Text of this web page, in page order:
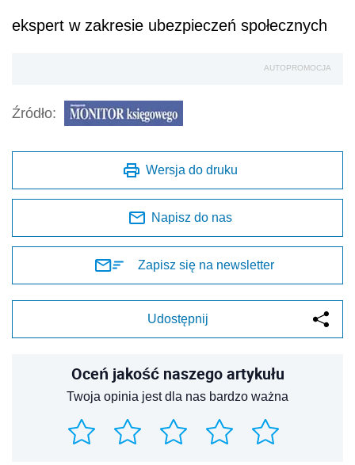
ekspert w zakresie ubezpieczeń społecznych
AUTOPROMOCJA
Źródło:
Wersja do druku
Napisz do nas
Zapisz się na newsletter
Udostępnij
Oceń jakość naszego artykułu
Twoja opinia jest dla nas bardzo ważna